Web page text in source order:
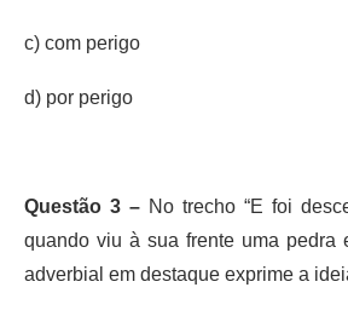
c) com perigo
d) por perigo
Questão 3 – No trecho “E foi
quando viu à sua frente uma pedra
adverbial em destaque exprime a